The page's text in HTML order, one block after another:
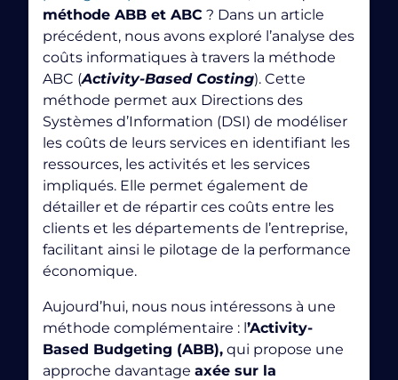
méthode ABB et ABC ? Dans un article
précédent, nous avons exploré l’analyse des
coûts informatiques à travers la méthode
ABC (Activity-Based Costing). Cette
méthode permet aux Directions des
Systèmes d’Information (DSI) de modéliser
les coûts de leurs services en identifiant les
ressources, les activités et les services
impliqués. Elle permet également de
détailler et de répartir ces coûts entre les
clients et les départements de l’entreprise,
facilitant ainsi le pilotage de la performance
économique.
Aujourd’hui, nous nous intéressons à une
méthode complémentaire : l’Activity-
Based Budgeting (ABB), qui propose une
approche davantage axée sur la
le traitement de langage naturel
« Generative
Pre-trained Transformer »
l’IA sait classer ses
données par étiquettes
principe du
machine Learning